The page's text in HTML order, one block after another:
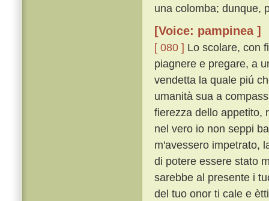
una colomba; dunque,
[Voice: pampinea ]
[ 080 ] Lo scolare, con
piagnere e pregare, a
vendetta la quale piú
umanità sua a
fierezza dello appetito,
nel vero io non seppi
m'avessero impetrato,
di potere essere stato
sarebbe al presente i
del tuo onor ti cale e